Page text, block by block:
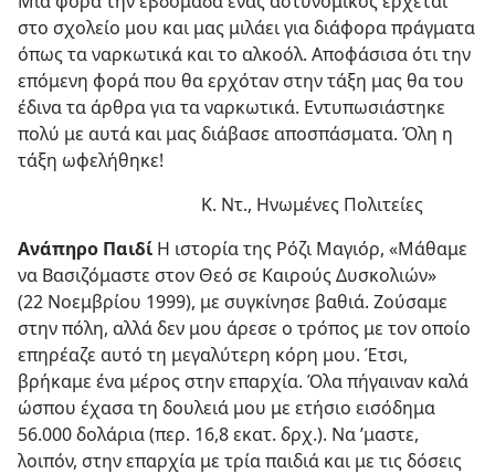
στο σχολείο μου και μας μιλάει για διάφορα πράγματα
όπως τα ναρκωτικά και το αλκοόλ. Αποφάσισα ότι την
επόμενη φορά που θα ερχόταν στην τάξη μας θα του
έδινα τα άρθρα για τα ναρκωτικά. Εντυπωσιάστηκε
πολύ με αυτά και μας διάβασε αποσπάσματα. Όλη η
τάξη ωφελήθηκε!
Κ. Ντ., Ηνωμένες Πολιτείες
Ανάπηρο Παιδί
να Βασιζόμαστε στον Θεό σε Καιρούς Δυσκολιών»
(22 Νοεμβρίου 1999), με συγκίνησε βαθιά. Ζούσαμε
στην πόλη, αλλά δεν μου άρεσε ο τρόπος με τον οποίο
επηρέαζε αυτό τη μεγαλύτερη κόρη μου. Έτσι,
βρήκαμε ένα μέρος στην επαρχία. Όλα πήγαιναν καλά
ώσπου έχασα τη δουλειά μου με ετήσιο εισόδημα
56.000 δολάρια (περ. 16,8 εκατ. δρχ.). Να ’μαστε,
λοιπόν, στην επαρχία με τρία παιδιά και με τις δόσεις